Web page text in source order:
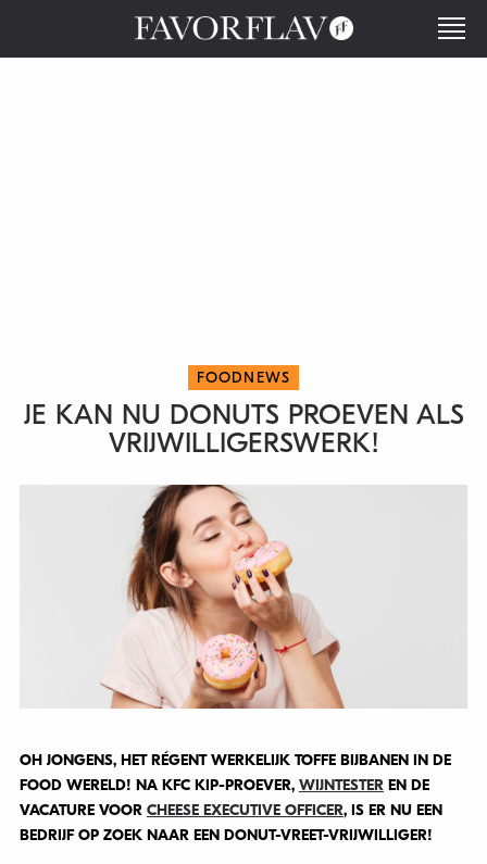
FOODNEWS
JE KAN NU DONUTS PROEVEN ALS
VRIJWILLIGERSWERK!
OH JONGENS, HET RÉGENT WERKELIJK TOFFE BIJBANEN IN DE
FOOD WERELD! NA KFC KIP-PROEVER, WIJNTESTEREN DE
VACATURE VOOR CHEESE EXECUTIVE OFFICER, IS ER NU EEN
BEDRIJF OP ZOEK NAAR EEN DONUT-VREET-VRIJWILLIGER!